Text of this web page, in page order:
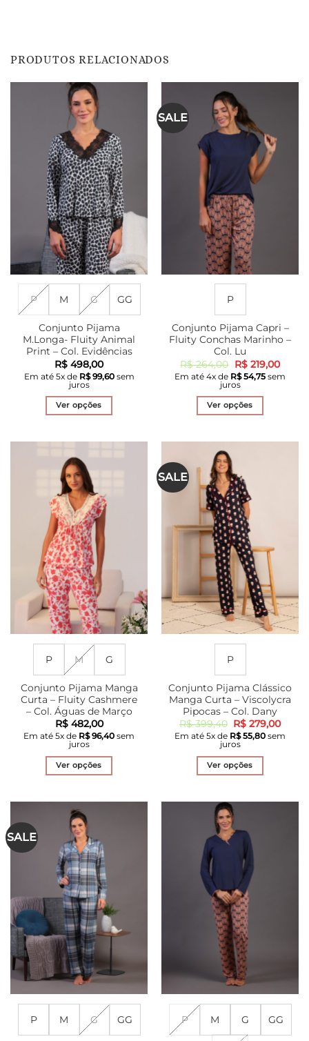
PRODUTOS RELACIONADOS
P M G GG
Conjunto Pijama
M.Longa- Fluity Animal
Print – Col. Evidências
R$ 498,00
Em até 5x de R$99,60sem
juros
Ver opções
várias
variantes.
As
opções
podem
ser
escolhidas
na
página
do
produto
SALE
P
Conjunto Pijama Capri –
Fluity Conchas Marinho –
Col. Lu
R$264,00 O
preço
original
era:
R$ 264,00.
R$219,00O
preço
atual
Em até 4x de R$54,75 sem
juros
Ver opções
várias
variantes.
As
opções
podem
ser
escolhidas
na
página
do
produto
P M G
Conjunto Pijama Manga
Curta – Fluity Cashmere
– Col. Águas de Março
R$482,00
Em até 5x de R$96,40 sem
juros
Ver opções
tem
várias
variantes.
As
opções
podem
ser
escolhidas
na
página
do
produto
SALE
P
Conjunto Pijama Clássico
Manga Curta – Viscolycra
Pipocas – Col. Dany
R$399,40 O
preço
original
era:
R$ 399,40.
R$ 279,00O
preço
atual
Em até 5x de R$55,80 sem
juros
Ver opções
tem
várias
variantes.
opções
podem
ser
escolhidas
na
página
do
produto
SALE
P M G GG P M G GG